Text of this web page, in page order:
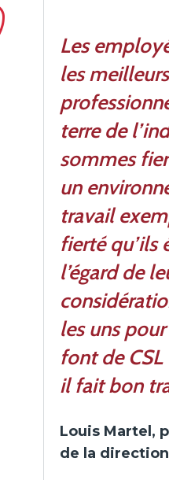
Les
les meilleurs
terre de
sommes
un
travail
fierté qu’ils
l’égard de
les uns
font de
il fait bon
Louis Martel,
de la direction